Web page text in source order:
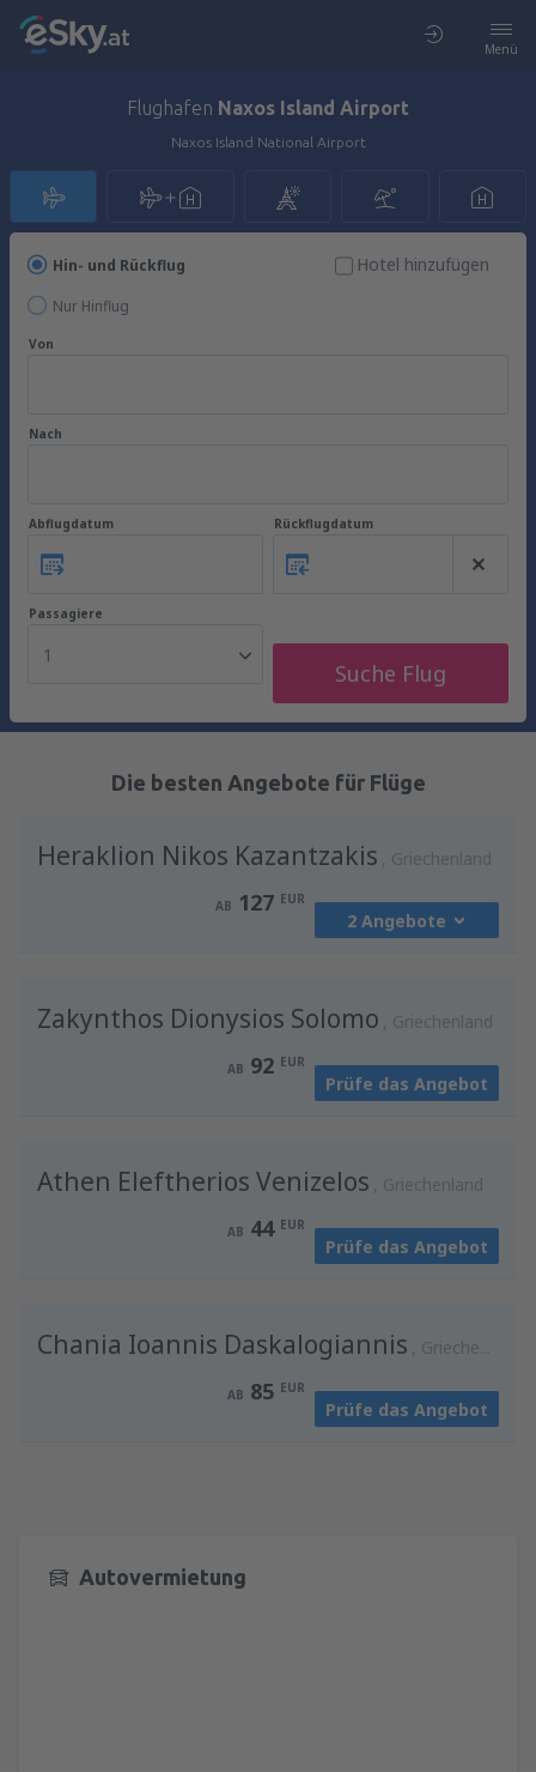
Menü
Flughafen Naxos Island Airport
Naxos Island National Airport
Hin- und Rückflug
Nur Hinflug
Hotel hinzufügen
Von
Nach
Abflugdatum Rückflugdatum
Passagiere
1
Suche Flug
Die besten Angebote für Flüge
Heraklion Nikos Kazantzakis Griechenland
AB 127 EUR
2 Angebote
AB 201EUR
Zakynthos Dionysios Solomo Griechenland
AB 92 EUR
Prüfe das Angebot
Athen Eleftherios Venizelos Griechenland
AB 44 EUR
Prüfe das Angebot
Chania Ioannis Daskalogiannis Griechenland
AB 85 EUR
Prüfe das Angebot
Autovermietung